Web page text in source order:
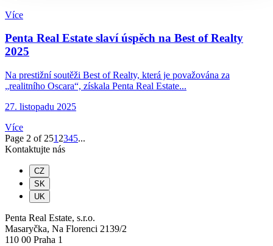
Více
Penta Real Estate slaví úspěch na Best of Realty
2025
Na prestižní soutěži Best of Realty, která je považována za
„realitního Oscara“, získala Penta Real Estate...
27. listopadu 2025
Více
Page 2 of 251 2345...
Kontaktujte nás
CZ
SK
UK
Penta Real Estate, s.r.o.
Masaryčka, Na Florenci 2139/2
110 00 Praha 1